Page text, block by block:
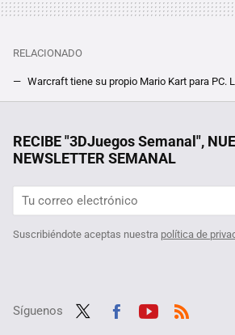
RELACIONADO
RECIBE "3DJuegos Semanal",
NEWSLETTER SEMANAL
Suscribiéndote aceptas nuestra política de
Síguenos